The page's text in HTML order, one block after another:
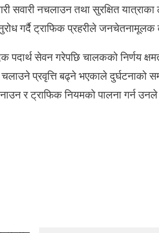
सवारी नचलाउन तथा सुरक्षित यात्राका
गर्दै ट्राफिक प्रहरीले
पदार्थ सेवन गरेपछि चालकको निर्णय
चलाउने प्रवृत्ति बढ्ने भएकाले दुर्घटनाको
र ट्राफिक नियमको पालना गर्न